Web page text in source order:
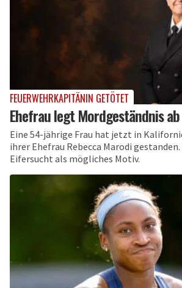
FEUERWEHRKAPITÄNIN GETÖTET
Ehefrau legt Mordgeständnis ab
Eine 54-jährige Frau hat jetzt in
ihrer Ehefrau Rebecca Marodi
Eifersucht als mögliches Motiv.